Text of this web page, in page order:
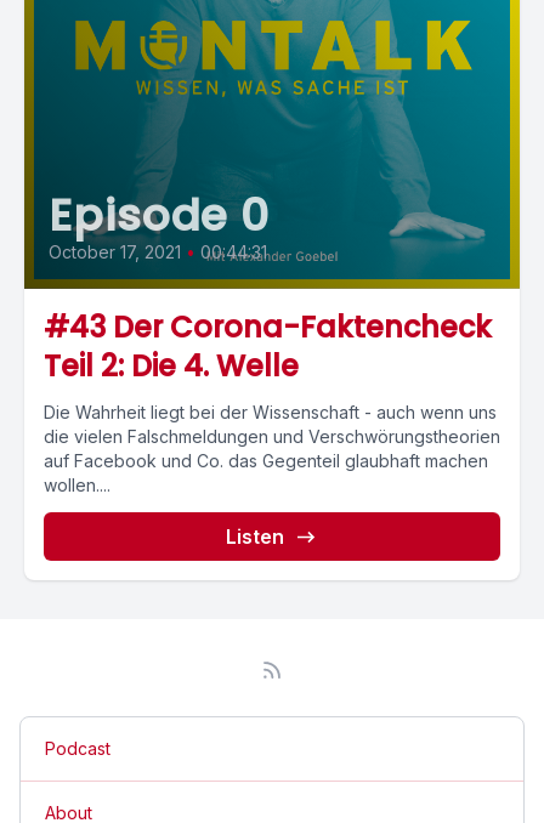
Episode 0
October 17, 2021 • 00:44:31
#43 Der Corona-Faktencheck
Teil 2: Die 4. Welle
Die Wahrheit liegt bei der Wissenschaft - auch wenn uns
die vielen Falschmeldungen und Verschwörungstheorien
auf Facebook und Co. das Gegenteil glaubhaft machen
wollen....
Listen
Podcast
About